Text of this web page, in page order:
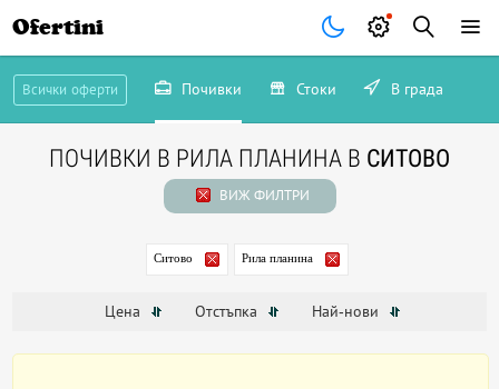
Ofertini
Всички оферти Почивки Стоки В града
ПОЧИВКИ В РИЛА ПЛАНИНА В СИТОВО
ВИЖ ФИЛТРИ
Ситово Рила планина
Цена Отстъпка Най-нови